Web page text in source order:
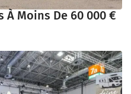
À Moins De 60 000 €